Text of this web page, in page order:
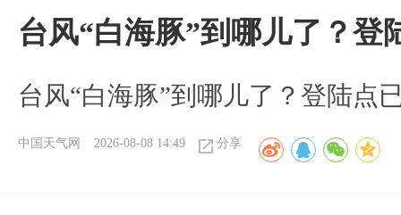
台风“白海豚”到哪儿了？登
台风“白海豚”到哪儿了？登陆点
中国天气网 2026-08-08 14:49 分享